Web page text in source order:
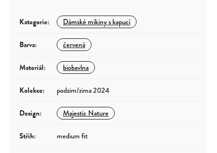
Kategorie: Dámské mikiny s kapucí
Barva: červená
Materiál: biobavlna
Kolekce: podzim/zima 2024
Design: Majestic Nature
Střih: medium fit